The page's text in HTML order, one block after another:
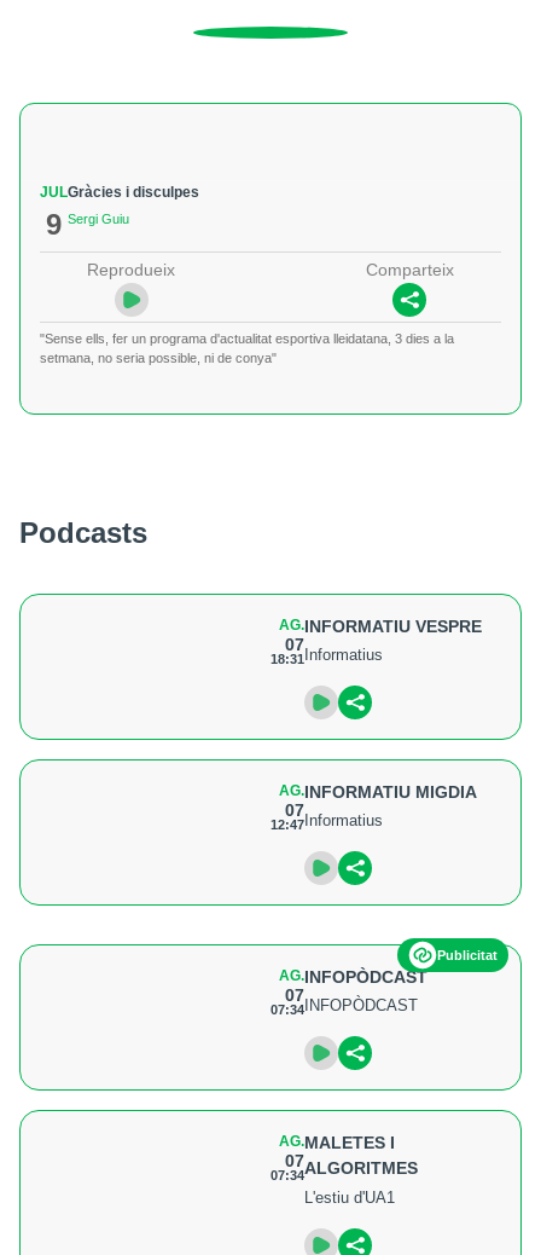
JUL
9
Gràcies i disculpes
Sergi Guiu
Reprodueix Comparteix
"Sense ells, fer un programa d'actualitat esportiva lleidatana, 3 dies a la
setmana, no seria possible, ni de conya"
Podcasts
AG.
07
18:31
INFORMATIU VESPRE
Informatius
AG.
07
12:47
INFORMATIU MIGDIA
Informatius
Publicitat
AG.
07
07:34
INFOPÒDCAST
INFOPÒDCAST
AG.
07
07:34
MALETES I
ALGORITMES
L'estiu d'UA1